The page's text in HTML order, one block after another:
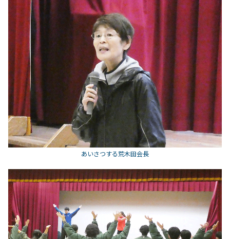
あいさつする荒木田会長